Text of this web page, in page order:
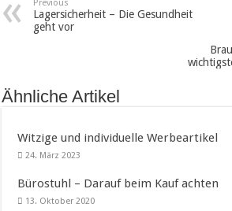
Previous
Lagersicherheit – Die Gesundheit
geht vor
Ähnliche Artikel
Witzige und individuelle Werbeartikel
24. März 2023
Bürostuhl – Darauf beim Kauf achten
13. Oktober 2020